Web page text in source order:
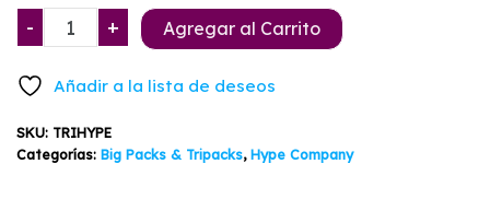
era:
$38.900.
es:
$33.900.
-
Tri-
Hype
Hype
Company
cantidad
+ Agregar al Carrito
Añadir a la lista de deseos
SKU: TRIHYPE
Categorías: Big Packs & Tripacks,Hype Company